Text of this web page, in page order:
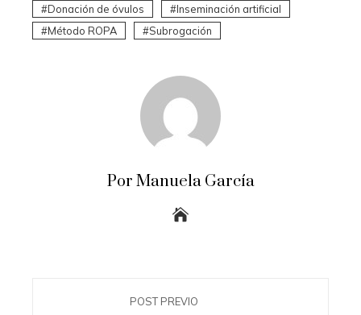
Donación de óvulos
Inseminación artificial
Método ROPA
Subrogación
Por Manuela García
POST PREVIO